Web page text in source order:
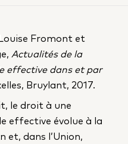
Fromont et
Actualités de la
effective dans et par
Bruylant, 2017.
le droit à une
effective évolue à la
et, dans l’Union,